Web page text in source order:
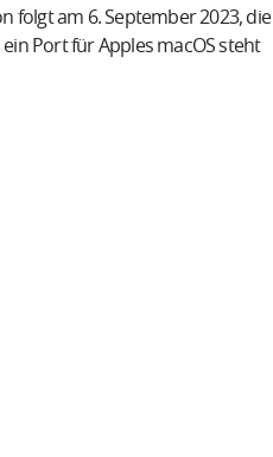
folgt am 6. September 2023, die
Port für Apples macOS steht